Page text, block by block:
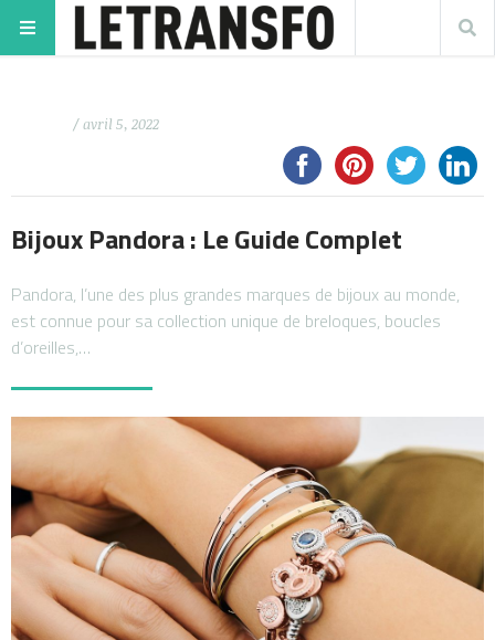
/ avril 5, 2022
Bijoux Pandora : Le Guide Complet
Pandora, l’une des plus grandes marques de bijoux au monde,
est connue pour sa collection unique de breloques, boucles
d’oreilles,…